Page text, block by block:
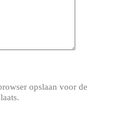
opslaan voor de